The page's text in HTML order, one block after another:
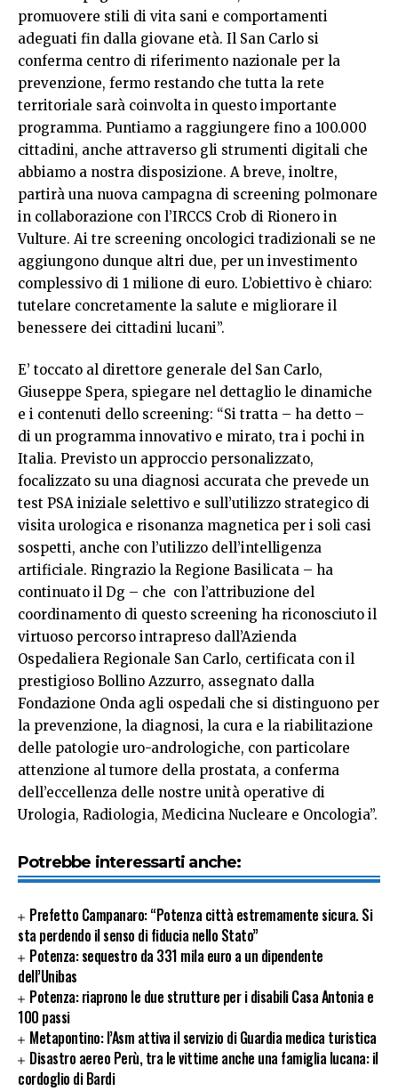
promuovere stili di vita sani e comportamenti
adeguati fin dalla giovane età. Il San Carlo si
conferma centro di riferimento nazionale per la
prevenzione, fermo restando che tutta la rete
territoriale sarà coinvolta in questo importante
programma. Puntiamo a raggiungere fino a 100.000
cittadini, anche attraverso gli strumenti digitali che
abbiamo a nostra disposizione. A breve, inoltre,
partirà una nuova campagna di screening polmonare
in collaborazione con l’IRCCS Crob di Rionero in
Vulture. Ai tre screening oncologici tradizionali se ne
aggiungono dunque altri due, per un investimento
complessivo di 1 milione di euro. L’obiettivo è chiaro:
tutelare concretamente la salute e migliorare il
benessere dei cittadini lucani”.
E’ toccato al direttore generale del San Carlo,
Giuseppe Spera, spiegare nel dettaglio le dinamiche
e i contenuti dello screening: “Si tratta – ha detto –
di un programma innovativo e mirato, tra i pochi in
Italia. Previsto un approccio personalizzato,
focalizzato su una diagnosi accurata che prevede un
test PSA iniziale selettivo e sull’utilizzo strategico di
visita urologica e risonanza magnetica per i soli casi
sospetti, anche con l’utilizzo dell’intelligenza
artificiale. Ringrazio la Regione Basilicata – ha
continuato il Dg – che con l’attribuzione del
coordinamento di questo screening ha riconosciuto il
virtuoso percorso intrapreso dall’Azienda
Ospedaliera Regionale San Carlo, certificata con il
prestigioso Bollino Azzurro, assegnato dalla
Fondazione Onda agli ospedali che si distinguono per
la prevenzione, la diagnosi, la cura e la riabilitazione
delle patologie uro-andrologiche, con particolare
attenzione al tumore della prostata, a conferma
dell’eccellenza delle nostre unità operative di
Urologia, Radiologia, Medicina Nucleare e Oncologia”.
Potrebbe interessarti anche:
Prefetto Campanaro: “Potenza città estremamente sicura. Si
sta perdendo il senso di fiducia nello Stato”
Potenza: sequestro da 331 mila euro a un dipendente
dell’Unibas
Potenza: riaprono le due strutture per i disabili Casa Antonia e
100 passi
Metapontino: l’Asm attiva il servizio di Guardia medica turistica
Disastro aereo Perù, tra le vittime anche una famiglia lucana: il
cordoglio di Bardi